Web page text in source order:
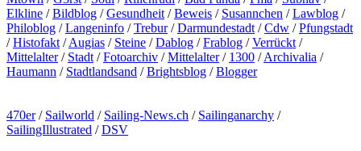
Elkline /Bildblog /Gesundheit /Beweis / Susannchen /Lawblog /
Philoblog /Langeninfo /Trebur/Darmundestadt /Cdw /Pfungstadt
/Histofakt /Augias / Steine /Dablog /Frablog /Verrückt /
Mittelalter/ Stadt /Fotoarchiv /Mittelalter/ 1300 /Archivalia /
Haumann / Stadtlandsand /Brightsblog /Blogger
470er/ Sailworld / Sailing-News.ch / Sailinganarchy /
SailingIllustrated /DSV